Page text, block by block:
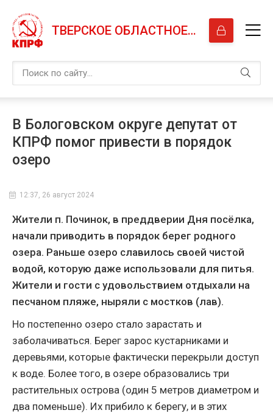
ТВЕРСКОЕ ОБЛАСТНОЕ ОТДЕЛЕНИЕ КПРФ
В Бологовском округе депутат от
КПРФ помог привести в порядок
озеро
12:37, 26 август 2024
Жители п. Починок, в преддверии Дня посёлка,
начали приводить в порядок берег родного
озера. Раньше озеро славилось своей чистой
водой, которую даже использовали для питья.
Жители и гости с удовольствием отдыхали на
песчаном пляже, ныряли с мостков (лав).
Но постепенно озеро стало зарастать и
заболачиваться. Берег зарос кустарниками и
деревьями, которые фактически перекрыли доступ
к воде. Более того, в озере образовались три
растительных острова (один 5 метров диаметром и
два поменьше). Их прибило к берегу, и в этих